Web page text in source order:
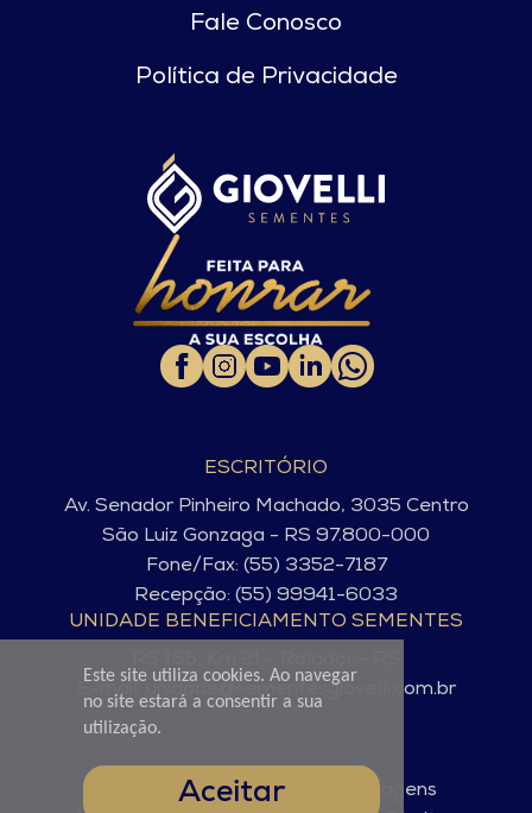
Este site utiliza cookies. Ao navegar
no site estará a consentir a sua
utilização.
Aceitar
Fale Conosco
Política de Privacidade
ESCRITÓRIO
Av. Senador Pinheiro Machado, 3035 Centro
São Luiz Gonzaga - RS 97.800-000
Fone/Fax: (55) 3352-7187
Recepção: (55) 99941-6033
UNIDADE BENEFICIAMENTO SEMENTES
E-mail: unidade@sementesgiovelli.com.br
© Sementes Giovelli. 2025 - Imagens